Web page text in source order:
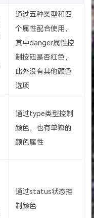
通过五种类型和四
个属性配合使用，
其中danger属性控
制按钮是否红色，
此外没有其他颜色
选项
通过type类型控制
颜色，也有单独的
颜色属性
通过status状态控
制颜色